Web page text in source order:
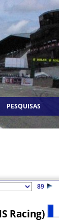
PESQUISAS
89
Racing)